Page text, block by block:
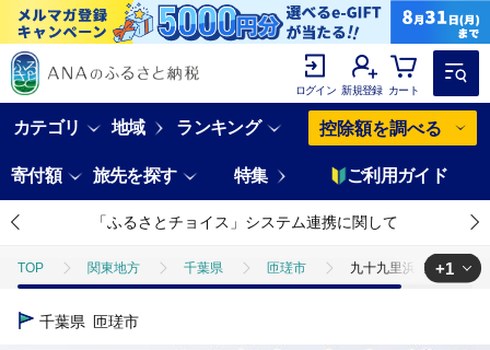
ログイン 新規登録 カート
カテゴリ 地域 ランキング 控除額を調べる
寄付額 旅先を探す 特集 ご利用ガイド
「ふるさとチョイス」システム連携に関して
TOP 関東地方 千葉県 匝瑳市 九十九里浜産 活地は
TOP
+1
千葉県 匝瑳市